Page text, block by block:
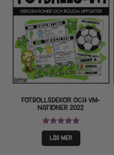
FOTBOLLSDEKOR OCH VM-
NATIONER 2022
Betygsatt
5.00 av 5
LÄS MER